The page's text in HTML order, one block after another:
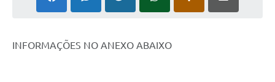
INFORMAÇÕES NO ANEXO ABAIXO